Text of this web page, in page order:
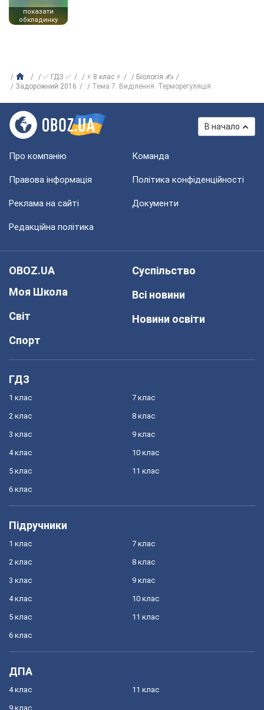
показати
обкладинку
✅ ГДЗ ✅ ⚡ 8 клас ⚡
Біологія ✍
Задорожний 2016
Тема 7. Виділення. Терморегуляція
В начало
Про компанію Команда
Правова інформація Політика конфіденційності
Реклама на сайті Документи
Редакційна політика
OBOZ.UA
Моя Школа
Світ
Спорт
Суспільство
Всі новини
Новини освіти
ГДЗ
1 клас
2 клас
3 клас
4 клас
5 клас
6 клас
7 клас
8 клас
9 клас
10 клас
11 клас
Підручники
1 клас
2 клас
3 клас
4 клас
5 клас
6 клас
7 клас
8 клас
9 клас
10 клас
11 клас
ДПА
4 клас
9 клас
11 клас